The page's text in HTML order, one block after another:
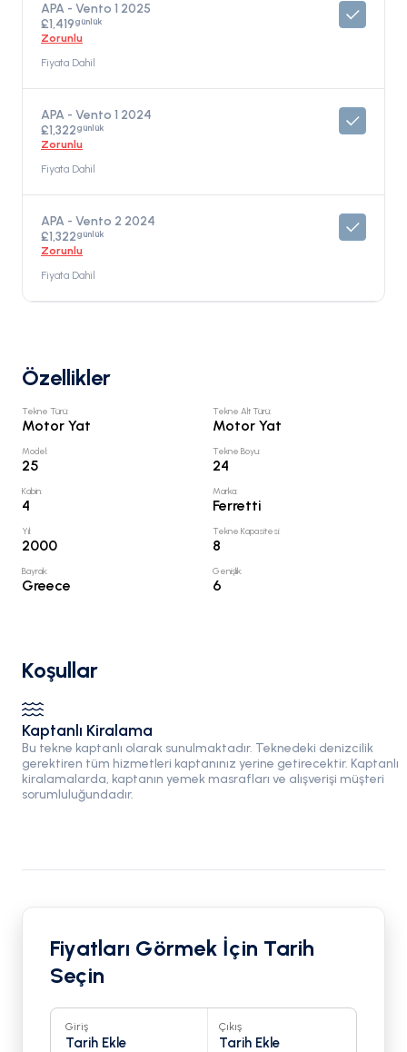
APA - Vento 1 2025
£1,419günlük
Zorunlu
Fiyata Dahil
APA - Vento 1 2024
£1,322günlük
Zorunlu
Fiyata Dahil
APA - Vento 2 2024
£1,322günlük
Zorunlu
Fiyata Dahil
Özellikler
Tekne Türü:
Motor Yat
Tekne Alt Türü:
Motor Yat
Model:
25
Tekne Boyu:
24
Kabin:
4
Marka:
Ferretti
Yıl:
2000
Tekne Kapasitesi:
8
Bayrak:
Greece
Genişlik:
6
Koşullar
Kaptanlı Kiralama
Bu tekne kaptanlı olarak sunulmaktadır. Teknedeki denizcilik
gerektiren tüm hizmetleri kaptanınız yerine getirecektir. Kaptanlı
kiralamalarda, kaptanın yemek masrafları ve alışverişi müşteri
sorumluluğundadır.
Fiyatları Görmek İçin Tarih
Seçin
Giriş
Tarih Ekle
Çıkış
Tarih Ekle